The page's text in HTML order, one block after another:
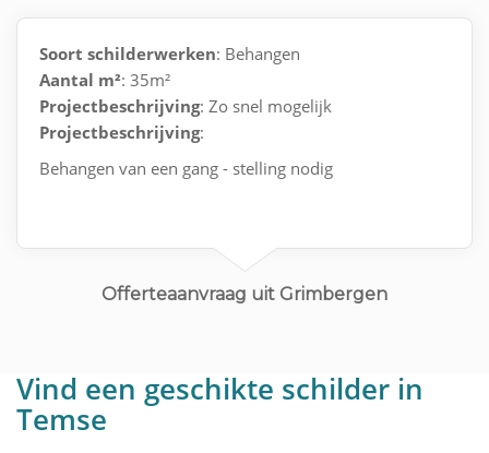
Soort schilderwerken: Behangen
Aantal m²: 35m²
Projectbeschrijving: Zo snel mogelijk
Projectbeschrijving:
Behangen van een gang - stelling nodig
Offerteaanvraag uit Grimbergen
Vind een geschikte schilder in
Temse